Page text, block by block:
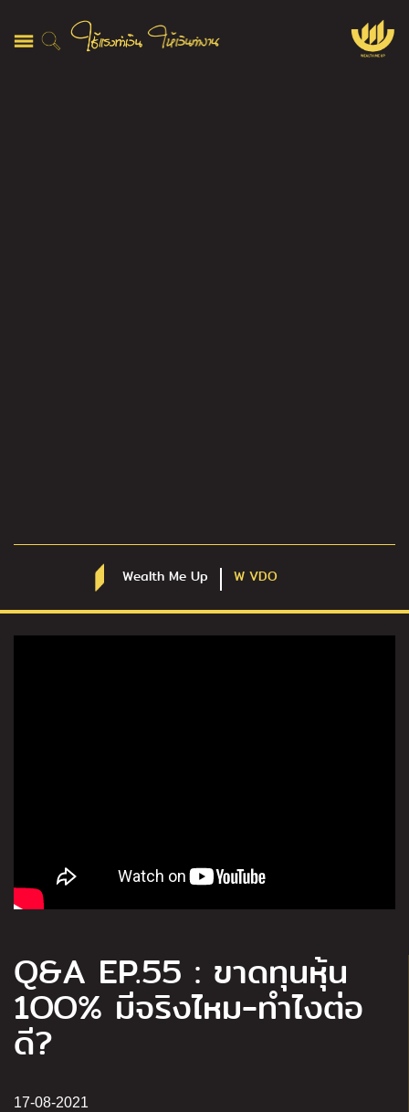
Wealth Me Up W VDO
Q&A EP.55 : ขาดทุนหุ้น
1OO% มีจริงไหม-ทำไงต่อ
ดี?
17-08-2021